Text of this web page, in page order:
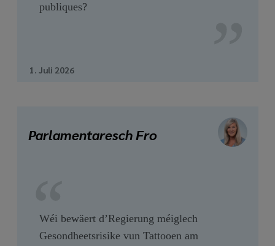
publiques?
1. Juli 2026
Parlamentaresch Fro
Wéi bewäert d’Regierung méiglech
Gesondheetsrisike vun Tattooen am